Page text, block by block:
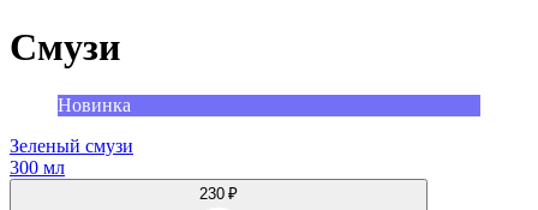
Смузи
Новинка
Зеленый смузи
300 мл
230 ₽